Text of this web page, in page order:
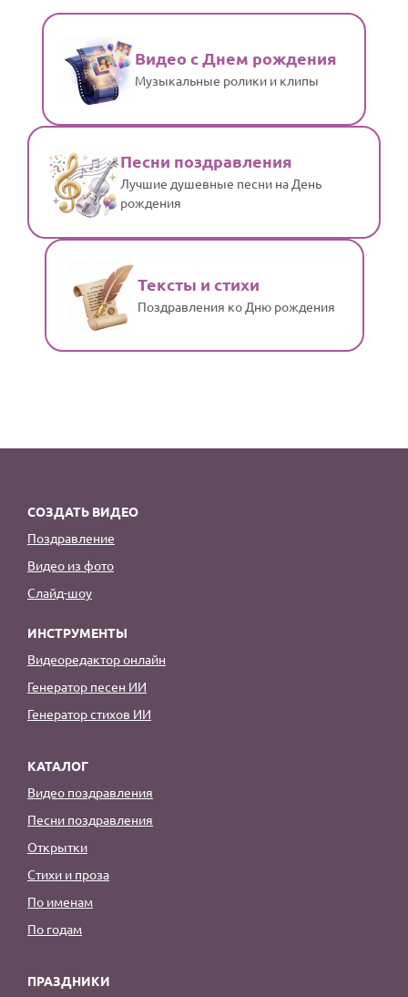
Видео с Днем рождения
Музыкальные ролики и клипы
Песни поздравления
Лучшие душевные песни на День
рождения
Тексты и стихи
Поздравления ко Дню рождения
СОЗДАТЬ ВИДЕО
Поздравление
Видео из фото
Слайд-шоу
ИНСТРУМЕНТЫ
Видеоредактор онлайн
Генератор песен ИИ
Генератор стихов ИИ
КАТАЛОГ
Видео поздравления
Песни поздравления
Открытки
Стихи и проза
По именам
По годам
ПРАЗДНИКИ